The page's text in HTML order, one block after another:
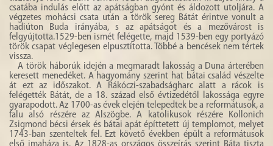
csatába indulás előtt az apátságban gyónt és áldozott utoljára. A
végzetes mohácsi csata után a török sereg Bátát érintve vonult a
hadiúton Buda irányába, s az apátságot és a mezővárost is
felgyújtotta.1529-ben ismét felégette, majd 1539-ben egy portyázó
török csapat véglegesen elpusztította. Többé a bencések nem tértek
vissza.
A török háborúk idején a megmaradt lakosság a Duna árterében
keresett menedéket. A hagyomány szerint hat bátai család vészelte
át ezt az időszakot. A Rákóczi-szabadságharc alatt a rácok is
felégették Bátát, de a 18. század első évtizedétől lakossága egyre
gyarapodott. Az 1700-as évek elején telepedtek be a reformátusok, a
falu alsó részére az Alszögbe. A katolikusok részére Kollonich
Zsigmond bécsi érsek és bátai apát építtetett új templomot, melyet
1743-ban szenteltek fel. Ezt követő években épült a reformátusok